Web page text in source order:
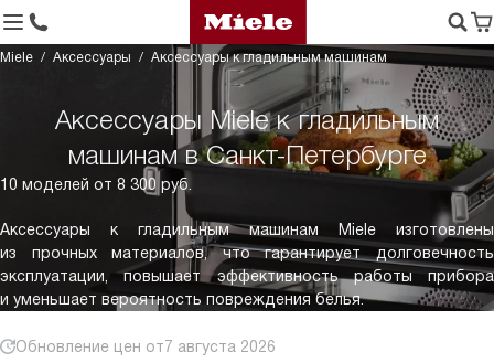
Miele Аксессуары Аксессуары к гладильным машинам
Аксессуары Miele к гладильным
машинам в Санкт-Петербурге
10 моделей от 8 300 руб.
Аксессуары к гладильным машинам Miele изготовлены
из прочных материалов, что гарантирует долговечность
эксплуатации, повышает эффективность работы прибора
и уменьшает вероятность повреждения белья.
Обновление цен от7 августа 2026